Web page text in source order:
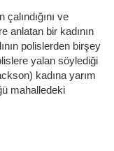
ve
anlatan bir kadının
polislerden birşey
yalan söylediği
kadına yarım
mahalledeki